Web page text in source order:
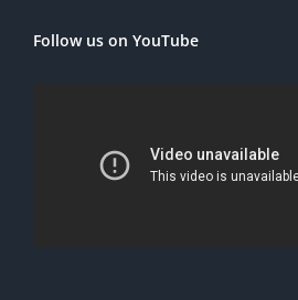
Follow us on YouTube